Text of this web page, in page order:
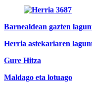
Barnealdean gazten
Herria astekariaren
Gure Hitza
Maldago eta lotuago